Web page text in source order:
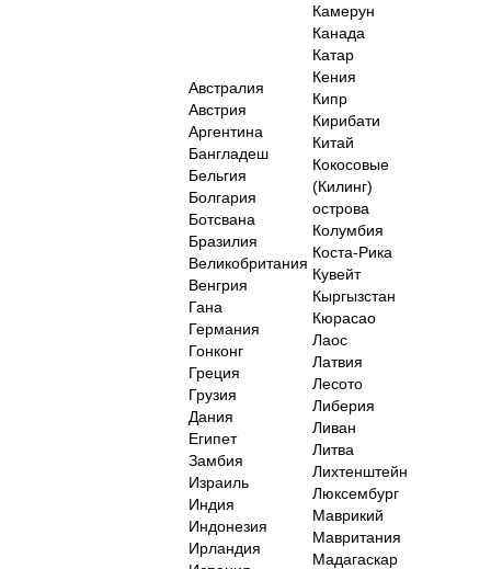
Австралия
Австрия
Аргентина
Бангладеш
Бельгия
Болгария
Ботсвана
Бразилия
Великобритания
Венгрия
Гана
Германия
Гонконг
Греция
Грузия
Дания
Египет
Замбия
Израиль
Индия
Индонезия
Ирландия
Камерун
Канада
Катар
Кения
Кипр
Кирибати
Китай
Кокосовые
(Килинг)
острова
Колумбия
Коста-Рика
Кувейт
Кыргызстан
Кюрасао
Лаос
Латвия
Лесото
Либерия
Ливан
Литва
Лихтенштейн
Люксембург
Маврикий
Мавритания
Мадагаскар